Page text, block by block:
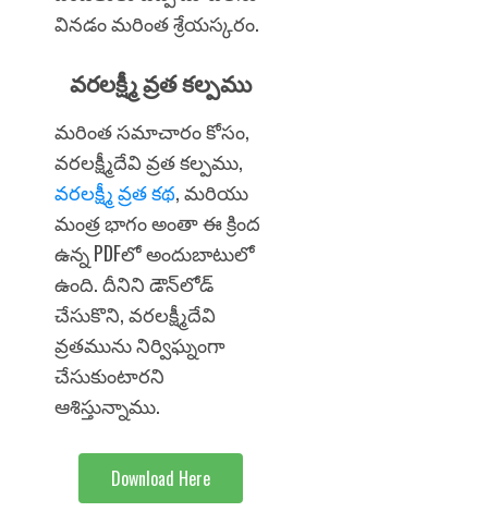
వినడం మరింత శ్రేయస్కరం.
వరలక్ష్మీ వ్రత కల్పము
మరింత సమాచారం కోసం,
వరలక్ష్మీదేవి వ్రత కల్పము,
వరలక్ష్మీ వ్రత కథ, మరియు
మంత్ర భాగం అంతా ఈ క్రింద
ఉన్న PDFలో అందుబాటులో
ఉంది. దీనిని డౌన్‌లోడ్
చేసుకొని, వరలక్ష్మీదేవి
వ్రతమును నిర్విఘ్నంగా
చేసుకుంటారని
ఆశిస్తున్నాము.
Download Here